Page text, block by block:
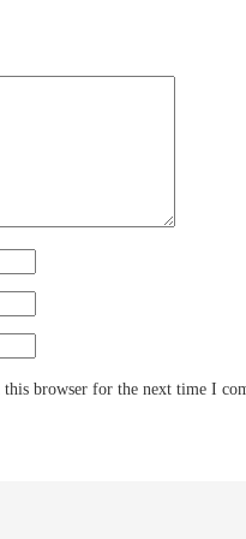
browser for the next time I